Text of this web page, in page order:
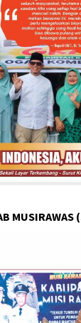
MUSIRAWAS